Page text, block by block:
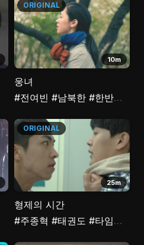
#여성
10m
ORIGINAL
웅녀
#전여빈 #남북한 #한반도
#취준생
25m
ORIGINAL
형제의 시간
#주종혁 #태권도 #타임리프